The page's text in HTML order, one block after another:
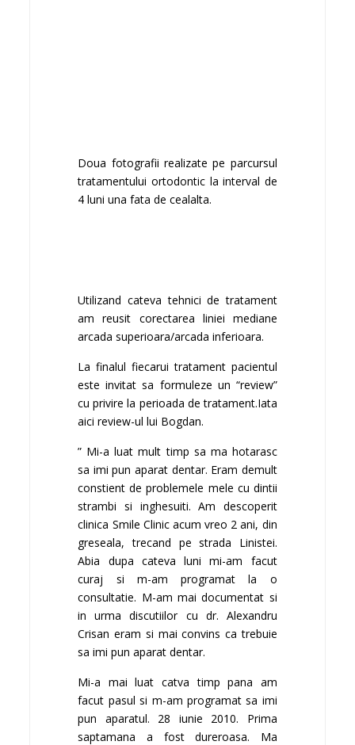
Doua fotografii realizate pe parcursul
tratamentului ortodontic la interval de
4 luni una fata de cealalta.
Utilizand cateva tehnici de tratament
am reusit corectarea liniei mediane
arcada superioara/arcada inferioara.
La finalul fiecarui tratament pacientul
este invitat sa formuleze un “review”
cu privire la perioada de tratament.Iata
aici review-ul lui Bogdan.
” Mi-a luat mult timp sa ma hotarasc
sa imi pun aparat dentar. Eram demult
constient de problemele mele cu dintii
strambi si inghesuiti. Am descoperit
clinica Smile Clinic acum vreo 2 ani, din
greseala, trecand pe strada Linistei.
Abia dupa cateva luni mi-am facut
curaj si m-am programat la o
consultatie. M-am mai documentat si
in urma discutiilor cu dr. Alexandru
Crisan eram si mai convins ca trebuie
sa imi pun aparat dentar.
Mi-a mai luat catva timp pana am
facut pasul si m-am programat sa imi
pun aparatul. 28 iunie 2010. Prima
saptamana a fost dureroasa. Ma